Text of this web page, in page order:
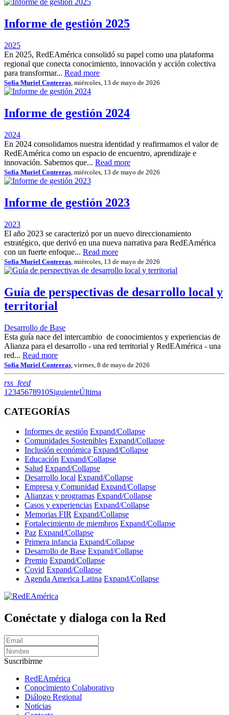
Informe de gestión 2025
2025
En 2025, RedEAmérica consolidó su papel como una plataforma
regional que conecta conocimiento, innovación y acción colectiva
para transformar... Read more
Sofía Muriel Contreras, miércoles, 13 de mayo de 2026
Informe de gestión 2024
2024
En 2024 consolidamos nuestra identidad y reafirmamos el valor de
RedEAmérica como un espacio de encuentro, aprendizaje e
innovación. Sabemos que... Read more
Sofía Muriel Contreras , miércoles, 13 de mayo de 2026
Informe de gestión 2023
2023
El año 2023 se caracterizó por un nuevo direccionamiento
estratégico, que derivó en una nueva narrativa para RedEAmérica
con un fuerte enfoque... Read more
Sofía Muriel Contreras , miércoles, 13 de mayo de 2026
Guía de perspectivas de desarrollo local y
territorial
Desarrollo de Base
Esta guía nace del intercambio de conocimientos y experiencias de
Alianza para el desarrollo - una red territorial y RedEAmérica - una
red... Read more
Sofía Muriel Contreras , viernes, 8 de mayo de 2026
rss_feedRSS
1 2345678910SiguienteÚltima
CATEGORÍAS
Informes de gestión Expand/Collapse
Comunidades Sostenibles Expand/Collapse
Inclusión económica Expand/Collapse
Educación Expand/Collapse
Salud Expand/Collapse
Desarrollo local Expand/Collapse
Empresa y Comunidad Expand/Collapse
Alianzas y programas Expand/Collapse
Casos y experiencias Expand/Collapse
Memorias FIR Expand/Collapse
Fortalecimiento de miembros Expand/Collapse
Paz Expand/Collapse
Primera infancia Expand/Collapse
Desarrollo de Base Expand/Collapse
Premio Expand/Collapse
Covid Expand/Collapse
Agenda America Latina Expand/Collapse
Conéctate y dialoga con la Red
Suscribirme
RedEAmérica
Conocimiento Colaborativo
Diálogo Regional
Noticias